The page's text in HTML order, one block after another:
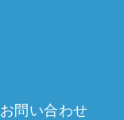
お問い合わせ